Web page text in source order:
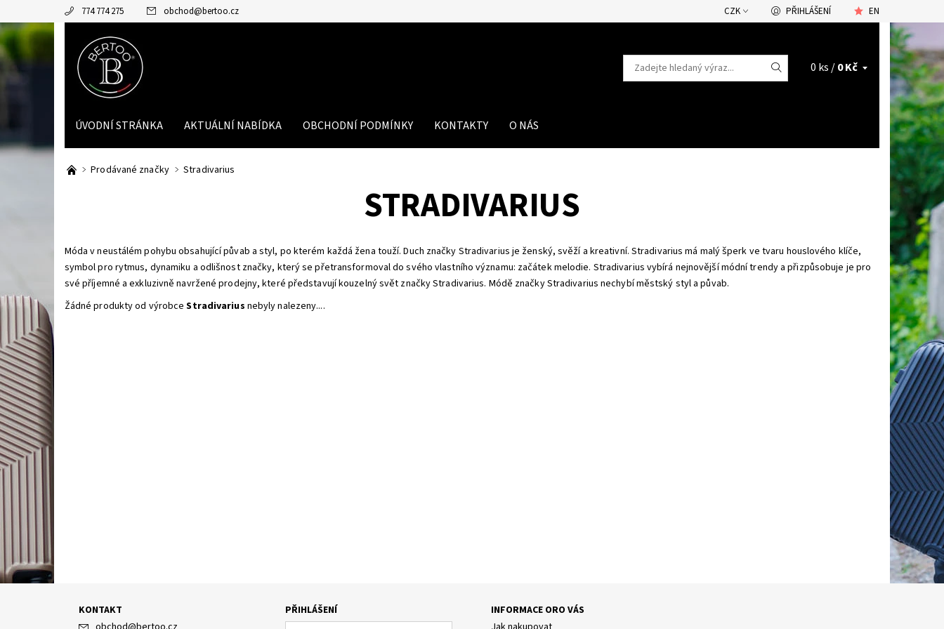
774 774 275 obchod@bertoo.cz CZK PŘIHLÁŠENÍ EN
0 ks /0 Kč
ÚVODNÍ STRÁNKA AKTUÁLNÍ NABÍDKA OBCHODNÍ PODMÍNKY KONTAKTY O NÁS
Prodávané značky Stradivarius
STRADIVARIUS
Móda v neustálém pohybu obsahující půvab a styl, po kterém každá žena touží. Duch značky Stradivarius je ženský, svěží a kreativní. Stradivarius má malý šperk ve tvaru houslového klíče,
symbol pro rytmus, dynamiku a odlišnost značky, který se přetransformoval do svého vlastního významu: začátek melodie. Stradivarius vybírá nejnovější módní trendy a přizpůsobuje je pro
své příjemné a exkluzivně navržené prodejny, které představují kouzelný svět značky Stradivarius. Módě značky Stradivarius nechybí městský styl a půvab.
Žádné produkty od výrobceStradivarius nebyly nalezeny....
KONTAKT
PŘIHLÁŠENÍ
INFORMACE ORO VÁS